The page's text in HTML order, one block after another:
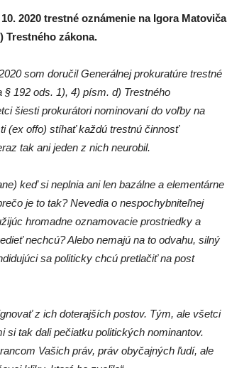
2020 trestné oznámenie na Igora Matoviča
Trestného zákona.
som doručil Generálnej prokuratúre trestné
192 ods. 1), 4) písm. d) Trestného
šiesti prokurátori nominovaní do voľby na
(ex offo) stíhať každú trestnú činnosť
tak ani jeden z nich neurobil.
keď si neplnia ani len bazálne a elementárne
je to tak? Nevedia o nespochybniteľnej
hromadne oznamovacie prostriedky a
nechcú? Alebo nemajú na to odvahu, silný
sa politicky chcú pretlačiť na post
z ich doterajších postov. Tým, ale všetci
tak dali pečiatku politických nominantov.
Vašich práv, práv obyčajných ľudí, ale